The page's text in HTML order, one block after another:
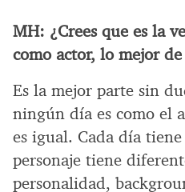
MH: ¿Crees que es la
como actor, lo mejor
Es la mejor parte sin
ningún día es como el
es igual. Cada día
personaje tiene
personalidad,